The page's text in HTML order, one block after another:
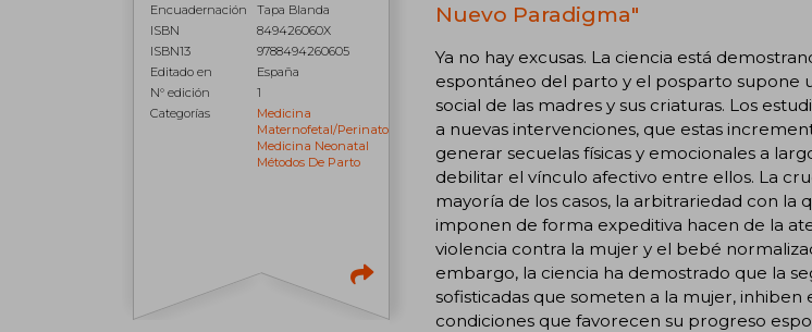
Encuadernación
Tapa Blanda
ISBN
849426060X
ISBN13
9788494260605
Editado en
España
N° edición
1
Categorías
Medicina
Maternofetal/perinatología
Medicina Neonatal
Métodos De Parto
Nuevo Paradigma"
Ya no hay excusas. La ciencia está
espontáneo del parto y el posparto supone
social de las madres y sus criaturas. Los
a nuevas intervenciones, que estas
generar secuelas físicas y emocionales a
debilitar el vínculo afectivo entre ellos. La
mayoría de los casos, la arbitrariedad con la
imponen de forma expeditiva hacen de la
violencia contra la mujer y el bebé
embargo, la ciencia ha demostrado que la
sofisticadas que someten a la mujer, inhiben
condiciones que favorecen su progreso